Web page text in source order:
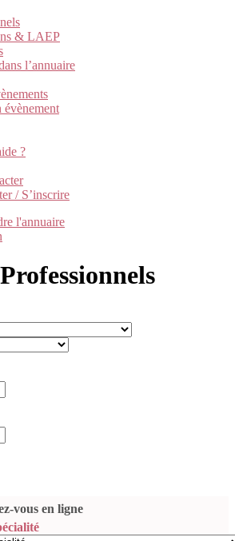
& LAEP
l’annuaire
?
/ S’inscrire
l'annuaire
vous en ligne